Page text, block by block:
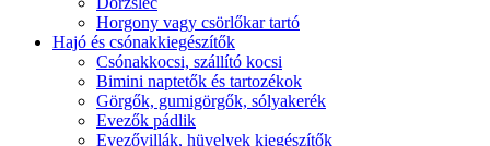
Horgony vagy csörlőkar tartó
Hajó és csónakkiegészítők
Csónakkocsi, szállító kocsi
Bimini naptetők és tartozékok
Görgők, gumigörgők, sólyakerék
Evezők pádlik
Evezővillák, hüvelyek kiegészítők